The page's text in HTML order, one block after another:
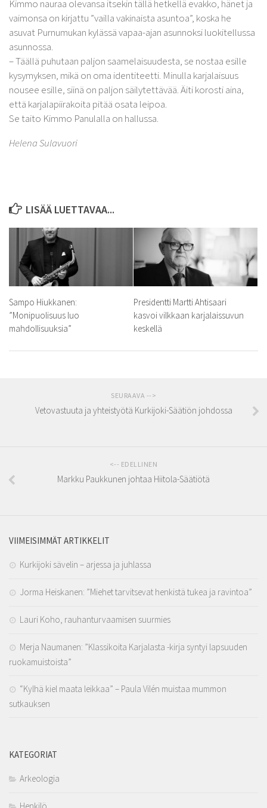
Kimmo nauraa olevansa itsekin tällä hetkellä evakko, hänet ja
vaimonsa on kirjattu ”vailla vakinaista asuntoa”, koska he
asuvat Purnumukan kylässä vapaa-ajan asunnoksi luokitellussa
asunnossa.
– Täällä puhutaan paljon saamelaisuudesta, se nostaa esille
kysymyksen, mikä on oma identiteetti. Minulla karjalaisuus
nousee esille, siinä on paljon säilytettävää. Äiti korosti aina,
että karjalapiirakoita pitää osata leipoa.
Se taito Kimmo Panulalla on hallussa.
Helena Sulavuori
LISÄÄ LUETTAVAA...
Sampo Hiukkanen:
”Monipuolisuus luo
mahdollisuuksia”
Presidentti Martti Ahtisaari
kasvoi vilkkaan karjalaissuvun
keskellä
SEURAAVA -->
Vetovastuuta ja yhteistyötä Kurkijoki-Säätiön johdossa
<-- EDELLINEN
Markku Paukkunen johtaa Hiitola-Säätiötä
VIIMEISIMMÄT ARTIKKELIT
Kurkijoki sävelin – arjessa ja juhlassa
Jorma Heiskanen: ”Miehet tarvitsevat henkistä tukea ja ravintoa”
Lauri Koho, rauhanturvaamisen suurmies
Merja Naumanen: ”Klassikoita Karjalasta -kirja syntyi lapsuuden
ruokamuistoista”
“Kylhä kiel maata leikkaa” – Paula Vilén muistaa mummon
sutkauksen
KATEGORIAT
Arkeologia
Henkilö